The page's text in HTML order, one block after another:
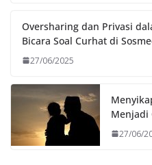
Oversharing dan Privasi
Bicara Soal Curhat di
27/06/2025
Menjadi
27/06/